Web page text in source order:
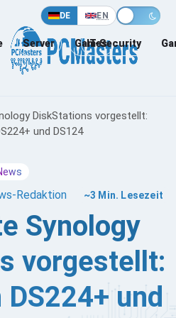
DE EN
Server Games
IT-Security
DiskStations vorgestellt:
und DS124
Redaktion ~3 Min. Lesezeit
Synology
vorgestellt:
und